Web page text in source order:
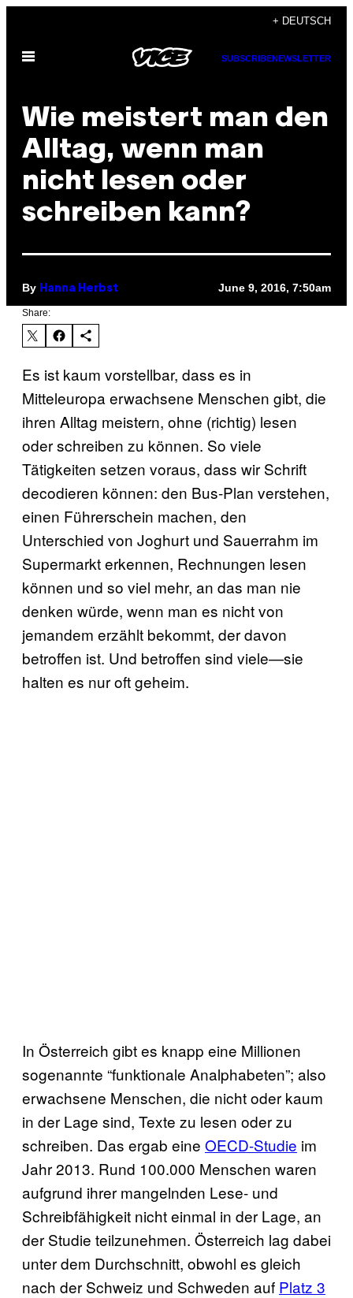
content
+ DEUTSCH
Open
SUBSCRIBENEWSLETTER
Wie meistert man den
Alltag, wenn man
nicht lesen oder
schreiben kann?
By Hanna Herbst June 9, 2016, 7:50am
Share:
Es ist kaum vorstellbar, dass es in
Mitteleuropa erwachsene Menschen gibt, die
ihren Alltag meistern, ohne (richtig) lesen
oder schreiben zu können. So viele
Tätigkeiten setzen voraus, dass wir Schrift
decodieren können: den Bus-Plan verstehen,
einen Führerschein machen, den
Unterschied von Joghurt und Sauerrahm im
Supermarkt erkennen, Rechnungen lesen
können und so viel mehr, an das man nie
denken würde, wenn man es nicht von
jemandem erzählt bekommt, der davon
betroffen ist. Und betroffen sind viele—sie
halten es nur oft geheim.
In Österreich gibt es knapp eine Millionen
sogenannte “funktionale Analphabeten”; also
erwachsene Menschen, die nicht oder kaum
in der Lage sind, Texte zu lesen oder zu
schreiben. Das ergab eine OECD-Studie im
Jahr 2013. Rund 100.000 Menschen waren
aufgrund ihrer mangelnden Lese- und
Schreibfähigkeit nicht einmal in der Lage, an
der Studie teilzunehmen. Österreich lag dabei
unter dem Durchschnitt, obwohl es gleich
nach der Schweiz und Schweden auf Platz 3